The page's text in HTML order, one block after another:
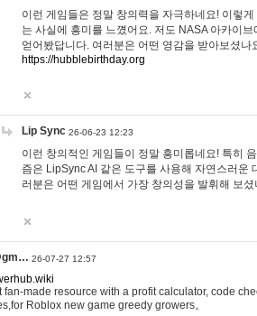
이런 게임들은 정말 창의력을 자극하네요! 이렇
는 사실에 흥미를 느꼈어요. 저도 NASA 아카이
얻어봤답니다. 여러분은 어떤 영감을 받아보셨나
https://hubblebirthday.org
Lip Sync 26-06-23 12:23
이런 창의적인 게임들이 정말 흥미롭네요! 특히
즘은 LipSync AI 같은 도구를 사용해 자연스러운
러분은 어떤 게임에서 가장 창의성을 발휘해 보
26-07-27 12:57
made resource with a profit calculator, code
Roblox new game greedy growers。